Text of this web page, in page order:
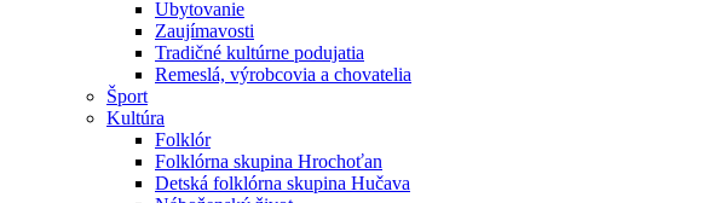
Ubytovanie
Zaujímavosti
Tradičné kultúrne podujatia
Remeslá, výrobcovia a chovatelia
Šport
Kultúra
Folklór
Folklórna skupina Hrochoťan
Detská folklórna skupina Hučava